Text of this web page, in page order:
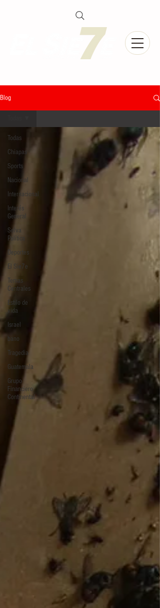
Blog
Todas
Chiapas
Sports
Nacional
Internacional
Interés
General
Selva
Política
Deportes
El Sie7e
Temas
Centrales
Estilo de
vida
Israel
bano
Tragedia
Guatemala
Grupo
Financiero
Continental